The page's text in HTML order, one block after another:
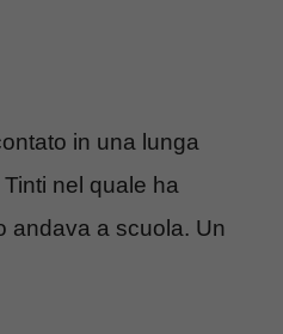
in una lunga
nel quale ha
andava a scuola. Un